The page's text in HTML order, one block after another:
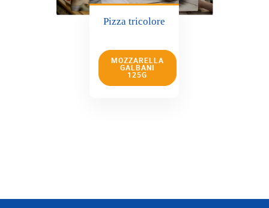
Pizza tricolore
MOZZARELLA
GALBANI
125G